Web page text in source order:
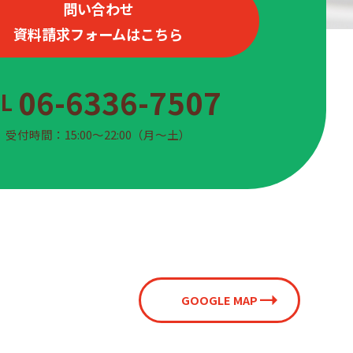
問い合わせ
資料請求フォームはこちら
06-6336-7507
受付時間：15:00〜22:00（月〜土）
GOOGLE MAP